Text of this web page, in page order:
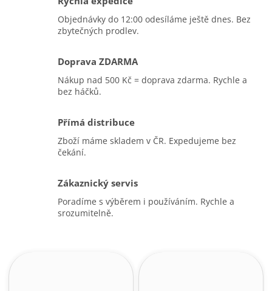
Objednávky do 12:00 odesíláme ještě dnes. Bez
zbytečných prodlev.
Doprava ZDARMA
Nákup nad 500 Kč = doprava zdarma. Rychle a
bez háčků.
Přímá distribuce
Zboží máme skladem v ČR. Expedujeme bez
čekání.
Zákaznický servis
Poradíme s výběrem i používáním. Rychle a
srozumitelně.